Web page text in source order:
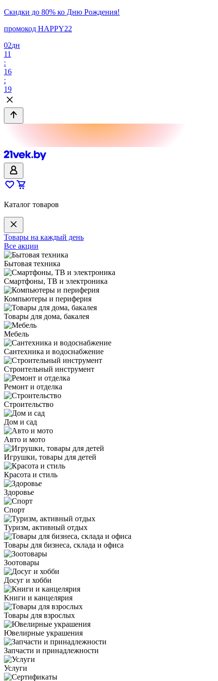
Скидки до 80% ко Дню Рождения!
промокод HAPPY22
02дн
11
:
16
:
19
Каталог товаров
Товары на каждый день
Все акции
Бытовая техника
Смартфоны, ТВ и электроника
Компьютеры и периферия
Товары для дома, бакалея
Мебель
Сантехника и водоснабжение
Строительный инструмент
Ремонт и отделка
Строительство
Дом и сад
Авто и мото
Игрушки, товары для детей
Красота и стиль
Здоровье
Спорт
Туризм, активный отдых
Товары для бизнеса, склада и офиса
Зоотовары
Досуг и хобби
Книги и канцелярия
Товары для взрослых
Ювелирные украшения
Запчасти и принадлежности
Услуги